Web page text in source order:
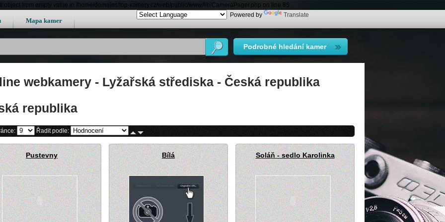
object from empty value in /home/domains/top-kamery.cz/web/public/www/lib/CameraPager.php on line 85
Mapa kamer
Powered by Translate
Podrobné hledání kamer
webkamery - Lyžařská střediska - Česká republika
republika
Řadit podle:
Pustevny Bílá Soláň - sedlo Karolinka